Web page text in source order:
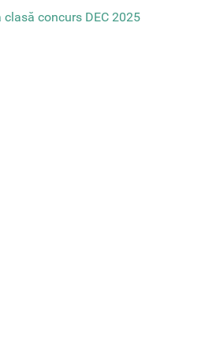
concurs DEC 2025